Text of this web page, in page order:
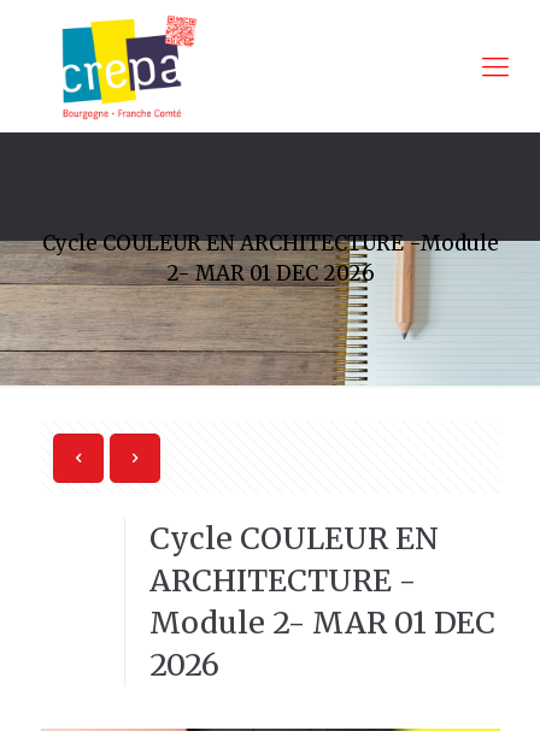
Cycle COULEUR EN ARCHITECTURE -Module
2- MAR 01 DEC 2026
Cycle COULEUR EN
ARCHITECTURE -
Module 2- MAR 01 DEC
2026